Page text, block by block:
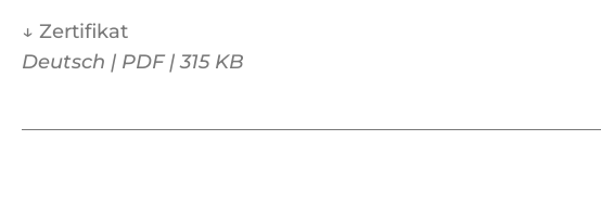
↓ Zertifikat
Deutsch | PDF | 315 KB